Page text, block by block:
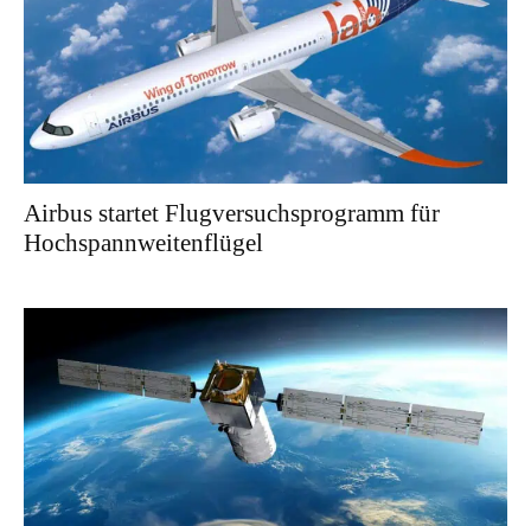
Airbus startet Flugversuchsprogramm für
Hochspannweitenflügel